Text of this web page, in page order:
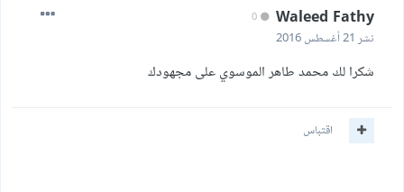
Waleed Fathy
نشر 21 أغسطس 2016
شكرا لك محمد طاهر الموسوي على مجهودك
اقتباس